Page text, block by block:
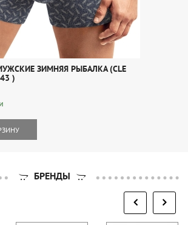
ЗИМНЯЯ РЫБАЛКА (CLE
)
БРЕНДЫ